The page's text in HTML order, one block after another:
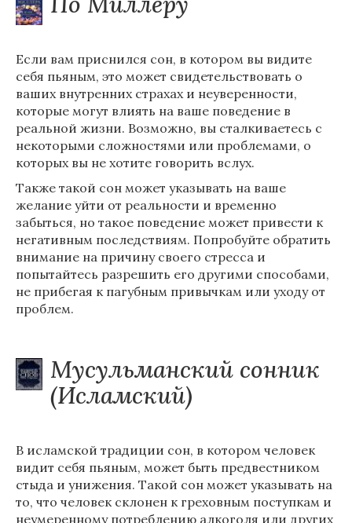
Если вам приснился сон, в котором вы видите
себя пьяным, это может свидетельствовать о
ваших внутренних страхах и неуверенности,
которые могут влиять на ваше поведение в
реальной жизни. Возможно, вы сталкиваетесь с
некоторыми сложностями или проблемами, о
которых вы не хотите говорить вслух.
Также такой сон может указывать на ваше
желание уйти от реальности и временно
забыться, но такое поведение может привести к
негативным последствиям. Попробуйте обратить
внимание на причину своего стресса и
попытайтесь разрешить его другими способами,
не прибегая к пагубным привычкам или уходу от
проблем.
Мусульманский сонник
(Исламский)
В исламской традиции сон, в котором человек
видит себя пьяным, может быть предвестником
стыда и унижения. Такой сон может указывать на
то, что человек склонен к греховным поступкам и
неумеренному потреблению алкоголя или других